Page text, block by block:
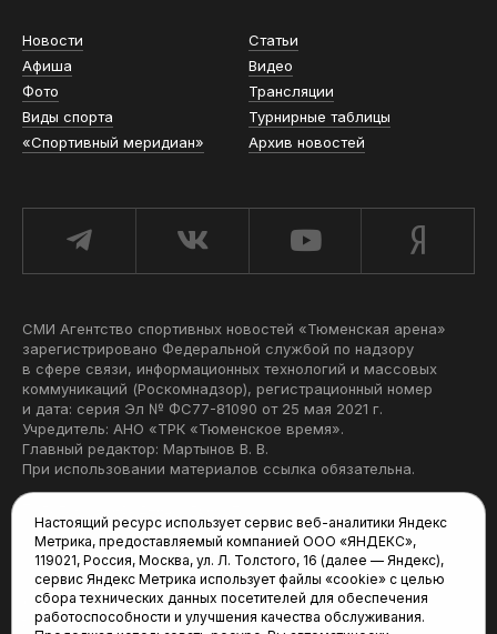
Новости
Статьи
Афиша
Видео
Фото
Трансляции
Виды спорта
Турнирные таблицы
«Спортивный меридиан»
Архив новостей
СМИ Агентство спортивных новостей «Тюменская арена»
зарегистрировано Федеральной службой по надзору
в сфере связи, информационных технологий и массовых
коммуникаций (Роскомнадзор), регистрационный номер
и дата: серия Эл № ФС77-81090 от 25 мая 2021 г.
Учредитель: АНО «ТРК «Тюменское время».
Главный редактор: Мартынов В. В.
При использовании материалов ссылка обязательна.
Редакция:
625035, Тюмень, пр. Геологоразведчиков, 28А
(3452) 68-22-28
tum-arena@mail.ru
Настоящий ресурс использует сервис веб-аналитики Яндекс
Метрика, предоставляемый компанией ООО «ЯНДЕКС»,
119021, Россия, Москва, ул. Л. Толстого, 16 (далее — Яндекс),
сервис Яндекс Метрика использует файлы «cookie» с целью
сбора технических данных посетителей для обеспечения
работоспособности и улучшения качества обслуживания.